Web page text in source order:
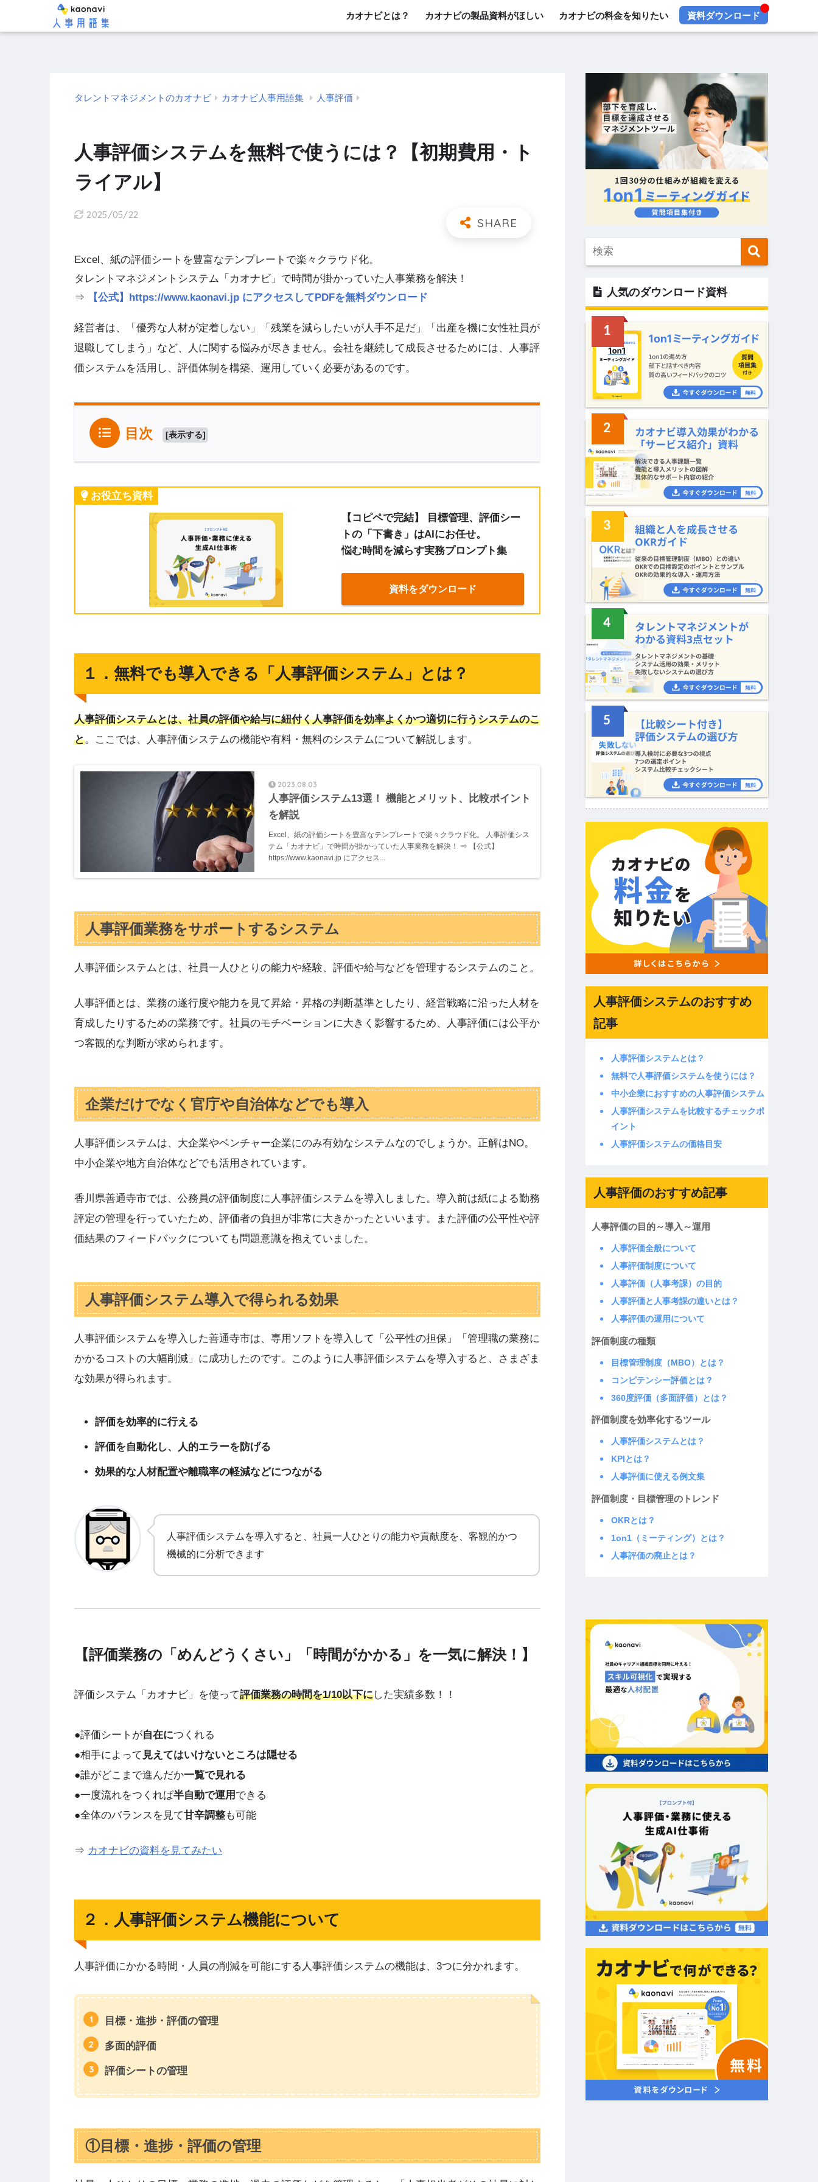
カオナビとは？ カオナビの製品資料がほしい カオナビの料金を知りたい 資料ダウンロード
タレントマネジメントのカオナビ カオナビ人事用語集 人事評価
人事評価システムを無料で使うには？【初期費用・ト
ライアル】
2025/05/22
Excel、紙の評価シートを豊富なテンプレートで楽々クラウド化。
タレントマネジメントシステム「カオナビ」で時間が掛かっていた人事業務を解決！
⇒
【公式】https://www.kaonavi.jp にアクセスしてPDFを無料ダウンロード
経営者は、「優秀な人材が定着しない」「残業を減らしたいが人手不足だ」「出産を機に女性社員が
退職してしまう」など、人に関する悩みが尽きません。会社を継続して成長させるためには、人事評
価システムを活用し、評価体制を構築、運用していく必要があるのです。
目次 [表示する]
お役立ち資料
【コピペで完結】 目標管理、評価シー
トの「下書き」はAIにお任せ。
悩む時間を減らす実務プロンプト集
資料をダウンロード
１．無料でも導入できる「人事評価システム」とは？
人事評価システムとは、社員の評価や給与に紐付く人事評価を効率よくかつ適切に行うシステムのこ
と。ここでは、人事評価システムの機能や有料・無料のシステムについて解説します。
2023.08.03
人事評価システム13選！ 機能とメリット、比較ポイント
を解説
Excel、紙の評価シートを豊富なテンプレートで楽々クラウド化。 人事評価シス
テム「カオナビ」で時間が掛かっていた人事業務を解決！ ⇒ 【公式】
https://www.kaonavi.jp にアクセス...
人事評価業務をサポートするシステム
人事評価システムとは、社員一人ひとりの能力や経験、評価や給与などを管理するシステムのこと。
人事評価とは、業務の遂行度や能力を見て昇給・昇格の判断基準としたり、経営戦略に沿った人材を
育成したりするための業務です。社員のモチベーションに大きく影響するため、人事評価には公平か
つ客観的な判断が求められます。
企業だけでなく官庁や自治体などでも導入
人事評価システムは、大企業やベンチャー企業にのみ有効なシステムなのでしょうか。正解はNO。
中小企業や地方自治体などでも活用されています。
香川県善通寺市では、公務員の評価制度に人事評価システムを導入しました。導入前は紙による勤務
評定の管理を行っていたため、評価者の負担が非常に大きかったといいます。また評価の公平性や評
価結果のフィードバックについても問題意識を抱えていました。
人事評価システム導入で得られる効果
人事評価システムを導入した善通寺市は、専用ソフトを導入して「公平性の担保」「管理職の業務に
かかるコストの大幅削減」に成功したのです。このように人事評価システムを導入すると、さまざま
な効果が得られます。
評価を効率的に行える
評価を自動化し、人的エラーを防げる
効果的な人材配置や離職率の軽減などにつながる
人事評価システムを導入すると、社員一人ひとりの能力や貢献度を、客観的かつ
機械的に分析できます
【評価業務の「めんどうくさい」「時間がかかる」を一気に解決！】
評価システム「カオナビ」を使って評価業務の時間を1/10以下にした実績多数！！
●評価シートが自在につくれる
●相手によって 見えてはいけないところは隠せる
●誰がどこまで進んだか一覧で見れる
●一度流れをつくれば半自動で運用 できる
●全体のバランスを見て甘辛調整も可能
⇒ カオナビの資料を見てみたい
２．人事評価システム機能について
人事評価にかかる時間・人員の削減を可能にする人事評価システムの機能は、3つに分かれます。
目標・進捗・評価の管理
多面的評価
評価シートの管理
①目標・進捗・評価の管理
人気のダウンロード資料
人事評価システムのおすすめ
記事
人事評価システムとは？
無料で人事評価システムを使うには？
中小企業におすすめの人事評価システム
人事評価システムを比較するチェックポ
イント
人事評価システムの価格目安
人事評価のおすすめ記事
人事評価の目的～導入～運用
人事評価全般について
人事評価制度について
人事評価（人事考課）の目的
人事評価と人事考課の違いとは？
人事評価の運用について
評価制度の種類
目標管理制度（MBO）とは？
コンピテンシー評価とは？
360度評価（多面評価）とは？
評価制度を効率化するツール
人事評価システムとは？
KPIとは？
人事評価に使える例文集
評価制度・目標管理のトレンド
OKRとは？
1on1（ミーティング）とは？
人事評価の廃止とは？